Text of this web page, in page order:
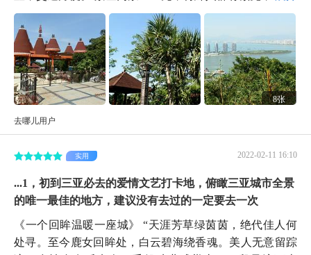
8张
去哪儿用户
2022-02-11 16:10
实用
...1，初到三亚必去的爱情文艺打卡地，俯瞰三亚城市全景
的唯一最佳的地方，建议没有去过的一定要去一次
《一个回眸温暖一座城》 “天涯芳草绿茵茵，绝代佳人何
处寻。至今鹿女回眸处，白云碧海绕香魂。美人无意留踪